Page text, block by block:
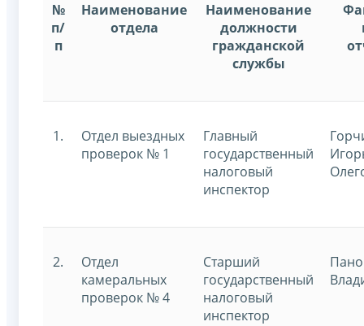
№
п/
п
Наименование
отдела
Наименование
должности
гражданской
службы
1.
Отдел выездных
проверок № 1
Главный
государственный
налоговый
инспектор
2.
Отдел
камеральных
проверок № 4
Старший
государственный
налоговый
инспектор